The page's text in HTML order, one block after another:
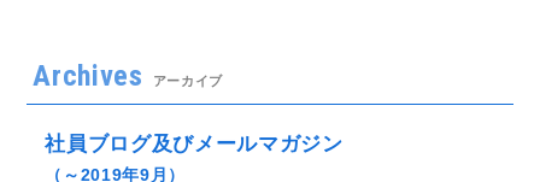
Archives アーカイブ
社員ブログ及びメールマガジン
（～2019年9月）